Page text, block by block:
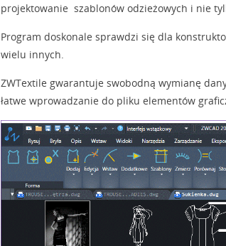
projektowanie szablonów odzieżowych i nie
Program doskonale sprawdzi się dla
wielu innych.
ZWTextile gwarantuje swobodną wymianę
łatwe wprowadzanie do pliku elementów